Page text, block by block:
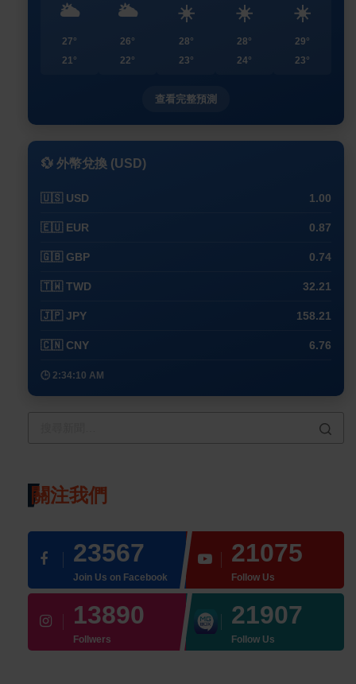
🌥️
27°
21°
🌥️
26°
22°
☀️
28°
23°
☀️
28°
24°
☀️
29°
23°
查看完整預測
💱 外幣兌換 (USD)
🇺🇸 USD 1.00
🇪🇺 EUR 0.87
🇬🇧 GBP 0.74
🇹🇼 TWD 32.21
🇯🇵 JPY 158.21
🇨🇳 CNY 6.76
🕒 2:34:10 AM
關注我們
23567
Join Us on Facebook
21075
Follow Us
13890
Follwers
21907
Follow Us